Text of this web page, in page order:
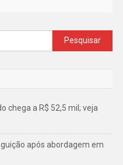
Pesquisar
por:
chega a R$ 52,5 mil; veja
após abordagem em